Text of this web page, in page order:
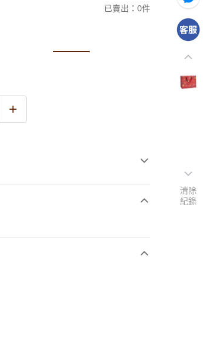
已賣出：0件
清除
紀錄